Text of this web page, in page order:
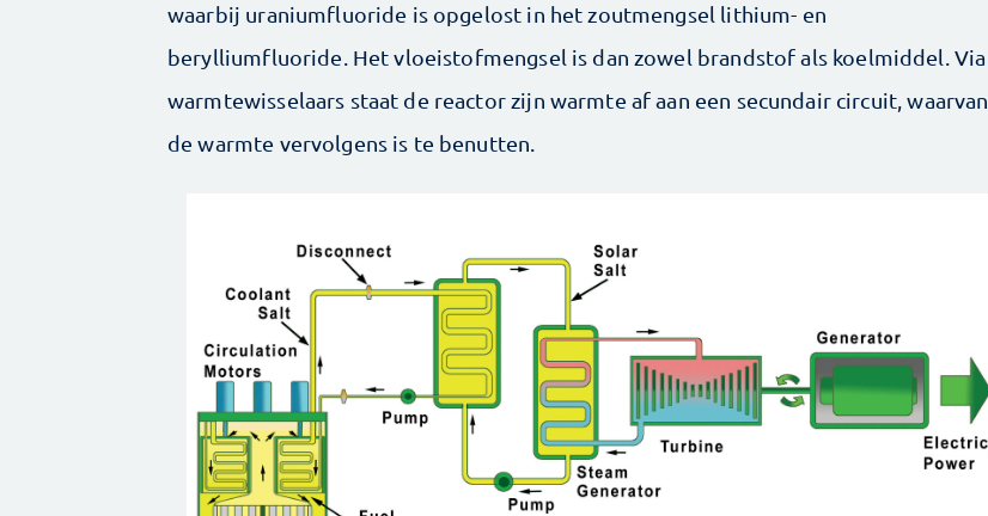
waarbij uraniumfluoride is opgelost in het zoutmengsel lithium- en
berylliumfluoride. Het vloeistofmengsel is dan zowel brandstof als koelmiddel. Via
warmtewisselaars staat de reactor zijn warmte af aan een secundair circuit, waarvan
de warmte vervolgens is te benutten.